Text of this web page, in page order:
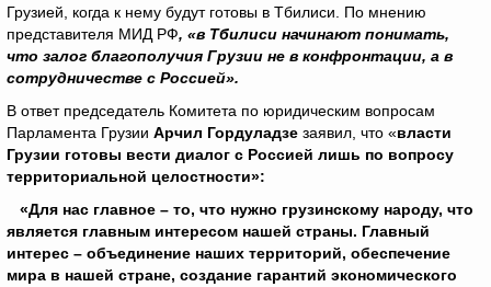
Грузией, когда к нему будут готовы в Тбилиси. По мнению
представителя МИД РФ, «в Тбилиси начинают понимать,
что залог благополучия Грузии не в конфронтации, а в
сотрудничестве с Россией».
В ответ председатель Комитета по юридическим вопросам
Парламента Грузии Арчил Гордуладзе заявил, что «власти
Грузии готовы вести диалог с Россией лишь по вопросу
территориальной целостности»:
«Для нас главное – то, что нужно грузинскому народу, что
является главным интересом нашей страны. Главный
интерес – объединение наших территорий, обеспечение
мира в нашей стране, создание гарантий экономического